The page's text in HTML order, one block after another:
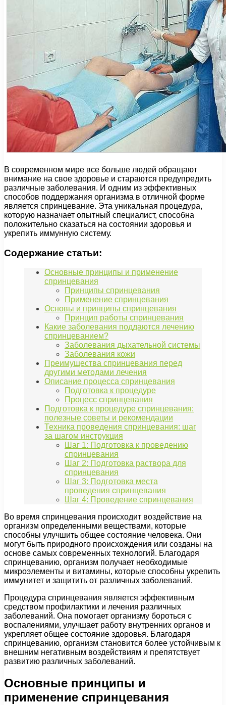
В современном мире все больше людей обращают
внимание на свое здоровье и стараются предупредить
различные заболевания. И одним из эффективных
способов поддержания организма в отличной форме
является спринцевание. Эта уникальная процедура,
которую назначает опытный специалист, способна
положительно сказаться на состоянии здоровья и
укрепить иммунную систему.
Содержание статьи:
Основные принципы и применение
спринцевания
Принципы спринцевания
Применение спринцевания
Основы и принципы спринцевания
Принцип работы спринцевания
Какие заболевания поддаются лечению
спринцеванием?
Заболевания дыхательной системы
Заболевания кожи
Преимущества спринцевания перед
другими методами лечения
Описание процесса спринцевания
Подготовка к процедуре
Процесс спринцевания
Подготовка к процедуре спринцевания:
полезные советы и рекомендации
Техника проведения спринцевания: шаг
за шагом инструкция
Шаг 1: Подготовка к проведению
спринцевания
Шаг 2: Подготовка раствора для
спринцевания
Шаг 3: Подготовка места
проведения спринцевания
Шаг 4: Проведение спринцевания
Во время спринцевания происходит воздействие на
организм определенными веществами, которые
способны улучшить общее состояние человека. Они
могут быть природного происхождения или созданы на
основе самых современных технологий. Благодаря
спринцеванию, организм получает необходимые
микроэлементы и витамины, которые способны укрепить
иммунитет и защитить от различных заболеваний.
Процедура спринцевания является эффективным
средством профилактики и лечения различных
заболеваний. Она помогает организму бороться с
воспалениями, улучшает работу внутренних органов и
укрепляет общее состояние здоровья. Благодаря
спринцеванию, организм становится более устойчивым к
внешним негативным воздействиям и препятствует
развитию различных заболеваний.
Основные принципы и
применение спринцевания